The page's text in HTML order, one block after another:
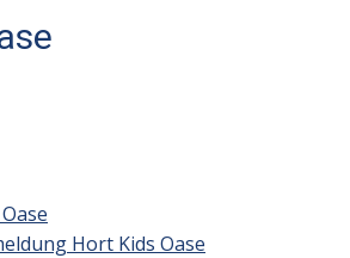
Hort Kids Oase